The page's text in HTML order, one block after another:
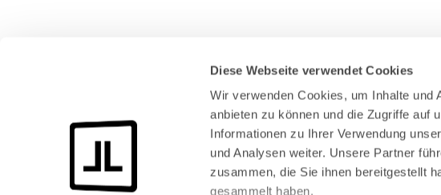
Diese Webseite verwendet Cookies
Wir verwenden Cookies, um Inhalte und
anbieten zu können und die Zugriffe auf
Informationen zu Ihrer Verwendung
und Analysen weiter. Unsere Partner
zusammen, die Sie ihnen bereitgestellt
gesammelt haben.
Bundeskanzlerplatz 2
53113 Bonn
Zahlung
Muster